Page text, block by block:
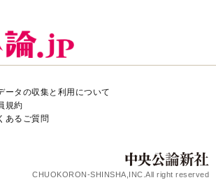
ータの収集と利用について
規約
あるご質問
CHUOKORON-SHINSHA,INC.All right reserved